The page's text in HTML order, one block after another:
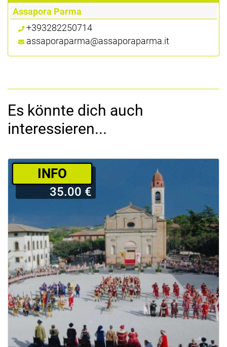
Assapora Parma
+393282250714
assaporaparma@assaporaparma.it
Es könnte dich auch
interessieren...
­INFO
35.00 €